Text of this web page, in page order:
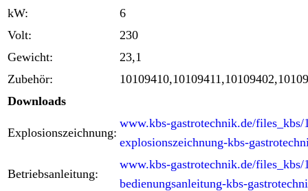
kW:
6
Volt:
230
Gewicht:
23,1
Zubehör:
Downloads
Explosionszeichnung:
www.kbs-gastrotechnik.de/files_kbs/
explosionszeichnung-kbs-
Betriebsanleitung:
www.kbs-gastrotechnik.de/files_kbs/
bedienungsanleitung-kbs-